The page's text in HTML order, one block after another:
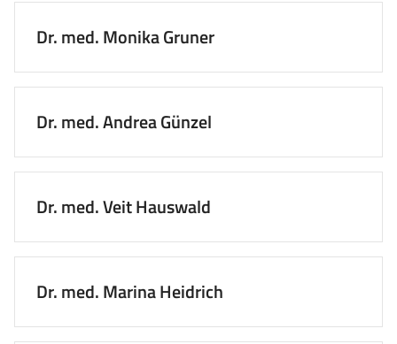
Dr. med. Monika Gruner
Dr. med. Andrea Günzel
Dr. med. Veit Hauswald
Dr. med. Marina Heidrich